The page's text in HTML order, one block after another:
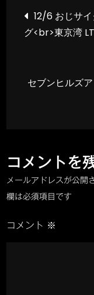
営
業
投
稿
ナ
ー
シ
ョ
12/6 おじサ
グ<br>東京湾
セブンヒルズ
コメントを
メールアドレスが公開
欄は必須項目です
コメント ※